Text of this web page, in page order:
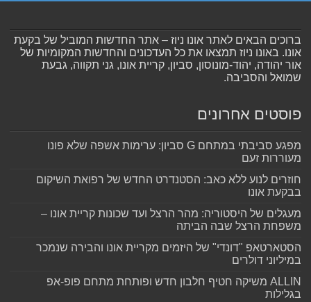
ברוכים הבאים לאתר אונו ניוז – אתר החדשות המוביל של בקעת
אונו. באונו ניוז תמצאו את כל העדכונים והחדשות המקומיות של
אור יהודה, יהוד-מונוסון, סביון, קריית אונו, גני תקווה, גבעת
שמואל והסביבה.
פוסטים אחרונים
מפגע סביבתי במתחם G סביון: ערימות אשפה שלא פונו
מעוררות זעם
חוזרים לנוע ללא כאב: הסטנדרט החדש של רפואת השיקום
בבקעת אונו
מעגלים של היסטוריה: מהר הרצל ועד שכונות קריית אונו –
משפחת הרצל שבה הביתה
הסטארטאפ "דונדי" של היזמים מקריית אונו והבירה שנמכר
במיליוני דולרים
ALLIN משיקה חטיף חלבון חדש ופותחת מתחם פופ-אפ
בגלילות